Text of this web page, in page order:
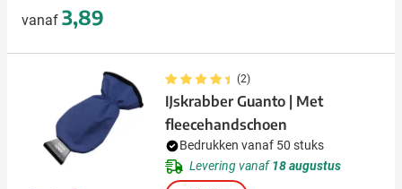
vanaf 3,89
(2)
IJskrabber Guanto | Met
fleecehandschoen
Bedrukken vanaf 50 stuks
Levering vanaf18 augustus